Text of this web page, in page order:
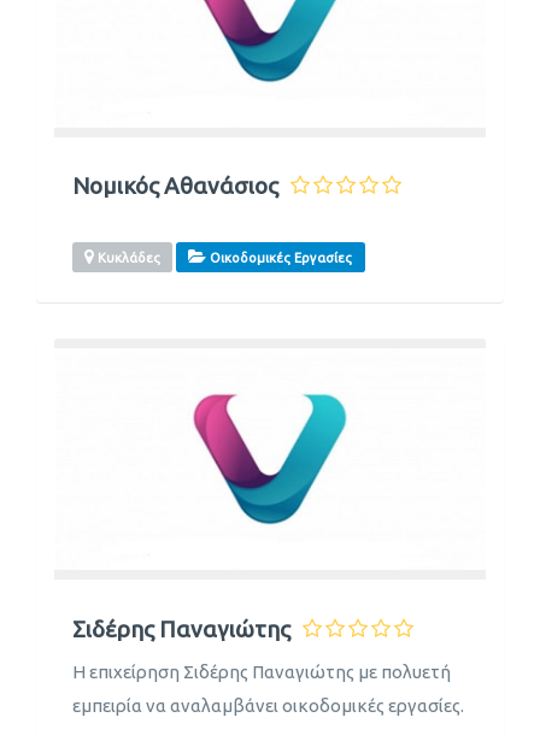
Νομικός Αθανάσιος
Κυκλάδες Οικοδομικές Εργασίες
Σιδέρης Παναγιώτης
Η επιχείρηση Σιδέρης Παναγιώτης με πολυετή
εμπειρία να αναλαμβάνει οικοδομικές εργασίες.